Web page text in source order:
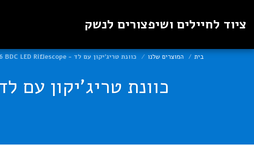
ציוד לחיילים ושיפצורים לנשק
בית המוצרים שלנו כוונת טריג'יקון עם לד - ACOG 4X32 - .223 / 5.56 BDC LED Riflescope